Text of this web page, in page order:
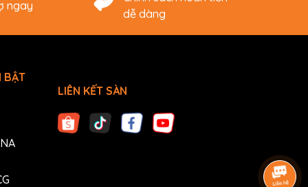
ngay
dễ dàng
BẬT
LIÊN KẾT SÀN